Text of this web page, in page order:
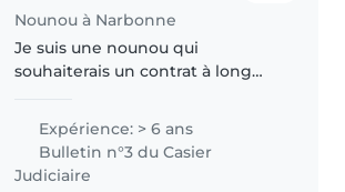
Nounou à Narbonne
Je suis une nounou qui
souhaiterais un contrat à long
Narbonne car je n'ai pas le
permis sur un rayon de deux
kilomètres, j'adore faire des
activités avec l'enfant,..
Expérience: > 6 ans
Bulletin n°3 du Casier
Judiciaire